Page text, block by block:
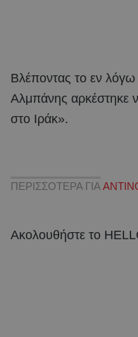
Βλέποντας το εν
Αλμπάνης αρκέστηκε
στο Ιράκ».
ΠΕΡΙΣΣΟΤΕΡΑ ΓΙΑ
Ακολουθήστε το